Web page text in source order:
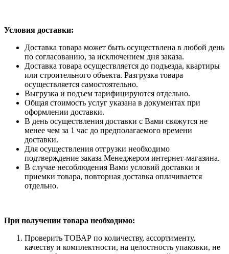
Условия доставки:
Доставка товара может быть осуществлена в любой день
по согласованию, за исключением дня заказа.
Доставка товара осуществляется до подъезда, квартиры
или строительного объекта. Разгрузка товара
осуществляется самостоятельно.
Выгрузка и подъем тарифицируются отдельно.
Общая стоимость услуг указана в документах при
оформлении доставки.
В день осуществления доставки с Вами свяжутся не
менее чем за 1 час до предполагаемого времени
доставки.
Для осуществления отгрузки необходимо
подтверждение заказа Менеджером интернет-магазина.
В случае несоблюдения Вами условий доставки и
приемки товара, повторная доставка оплачивается
отдельно.
При получении товара необходимо:
Проверить ТОВАР по количеству, ассортименту,
качеству и комплектности, на целостность упаковки, не